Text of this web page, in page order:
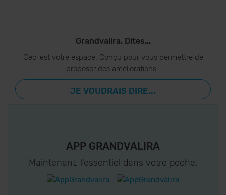
Grandvalira. Dites...
Ceci est votre espace. Conçu pour vous permettre de
proposer des améliorations..
JE VOUDRAIS DIRE...
APP GRANDVALIRA
Maintenant, l'essentiel dans votre poche.